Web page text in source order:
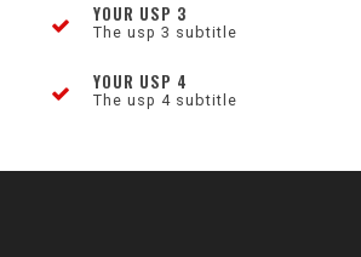
YOUR USP 3
The usp 3 subtitle
YOUR USP 4
The usp 4 subtitle